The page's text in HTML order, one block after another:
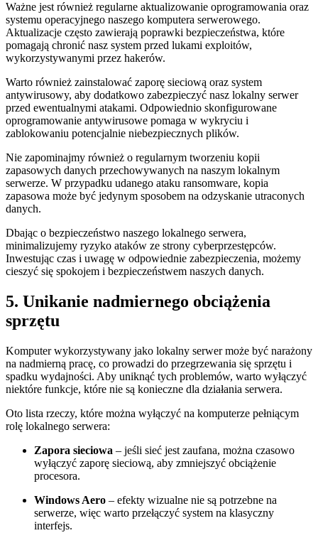
Ważne jest⁤ również regularne aktualizowanie oprogramowania oraz⁢
systemu ‍operacyjnego naszego komputera serwerowego.
Aktualizacje ⁣często⁤ zawierają poprawki bezpieczeństwa, które⁤
pomagają chronić ⁣nasz system przed lukami exploitów,
wykorzystywanymi przez‍ hakerów.
Warto również zainstalować zaporę sieciową⁣ oraz system
antywirusowy, aby⁢ dodatkowo zabezpieczyć nasz lokalny ‍serwer
przed ewentualnymi atakami. Odpowiednio skonfigurowane
oprogramowanie antywirusowe pomaga​ w wykryciu i
‍zablokowaniu potencjalnie‍ niebezpiecznych⁢ plików.
Nie ⁤zapominajmy również o regularnym tworzeniu ‍kopii
zapasowych danych ⁤przechowywanych na naszym lokalnym
serwerze. W przypadku udanego ataku ransomware, kopia
zapasowa⁣ może być jedynym ⁤sposobem na odzyskanie utraconych⁢
danych.
Dbając o bezpieczeństwo‌ naszego lokalnego serwera,
minimalizujemy ryzyko ataków ze strony cyberprzestępców.
‍Inwestując czas i‍ uwagę ⁢w‍ odpowiednie zabezpieczenia, możemy
cieszyć się spokojem i bezpieczeństwem naszych danych.
5.⁤ Unikanie nadmiernego obciążenia
sprzętu
Komputer wykorzystywany jako ⁣lokalny ⁢serwer może​ być narażony
na nadmierną pracę, co⁤ prowadzi do‍ przegrzewania się sprzętu i​
spadku wydajności. Aby uniknąć ‍tych problemów, warto wyłączyć
niektóre funkcje,‍ które nie są⁤ konieczne ⁣dla działania serwera.
Oto lista rzeczy, które ​można wyłączyć na komputerze pełniącym
rolę lokalnego serwera:
Zapora ​sieciowa – jeśli sieć jest zaufana,​ można czasowo
wyłączyć⁤ zaporę sieciową,⁤ aby zmniejszyć ⁣obciążenie
procesora.
Windows Aero – efekty wizualne nie są‍ potrzebne na
serwerze, więc warto przełączyć ‌system na⁢ klasyczny
interfejs.